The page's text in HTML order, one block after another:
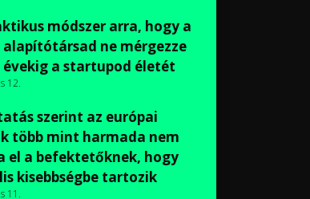
módszer arra, hogy a
ne mérgezze
a startupod életét
12.
szerint az európai
több mint harmada nem
el a befektetőknek, hogy
kisebbségbe tartozik
11.